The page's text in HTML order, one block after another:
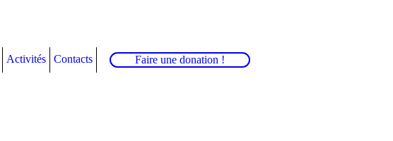
Faire une donation !
Activités Contacts